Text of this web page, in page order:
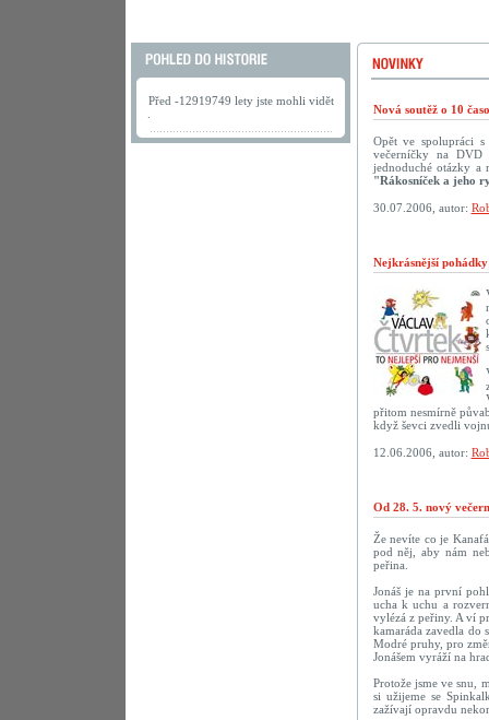
Před -12919749 lety jste mohli vidět
Nová soutěž o 10
Opět ve spolupráci
večerníčky na DVD
jednoduché otázky a
"Rákosníček a jeho
30.07.2006, autor:
Nejkrásnější
přitom nesmírně
když ševci zvedli
12.06.2006, autor:
Od 28. 5. nový
Že nevíte co je
pod něj, aby nám
peřina.
Jonáš je na první
ucha k uchu a
vylézá z peřiny. A ví
kamaráda zavedla do
Modré pruhy, pro
Jonášem vyráží na
Protože jsme ve snu,
si užijeme se
zažívají opravdu